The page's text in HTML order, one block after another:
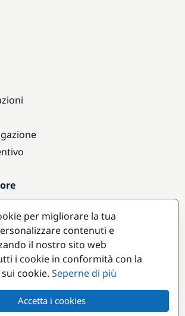
per migliorare la tua
contenuti e
il nostro sito web
i cookie in conformità con la
cookie. Seperne di più
Accetta i cookies